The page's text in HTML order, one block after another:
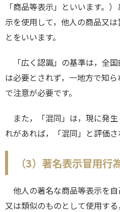
「商品等表示」といいます。
示を使用して，他人の商品又
とをいいます。
「広く認識」の基準は，全
は必要とされず，一地方で知
で注意が必要です。
また，「混同」は，現に発
れがあれば，「混同」と評価さ
（3）著名表示冒用行
他人の著名な商品等表示を
又は類似のものとして使用する